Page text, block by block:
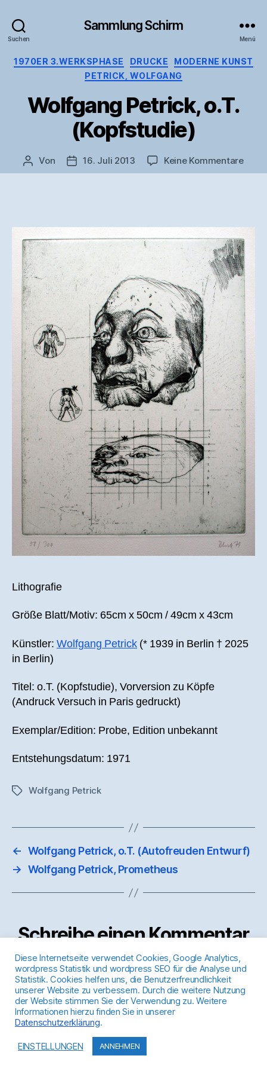
Suchen
Sammlung Schirm
Menü
Kategorien
1970ER 3.WERKSPHASE DRUCKE
MODERNE KUNST
PETRICK, WOLFGANG
Wolfgang Petrick, o.T.
(Kopfstudie)
Beitragsautor
Von Veröffentlichungsdatum
16. Juli 2013 Keine Kommentarezu
Lithografie
Größe Blatt/Motiv: 65cm x 50cm / 49cm x 43cm
Künstler: Wolfgang Petrick (* 1939 in Berlin † 2025
in Berlin)
Titel: o.T. (Kopfstudie), Vorversion zu Köpfe
(Andruck Versuch in Paris gedruckt)
Exemplar/Edition: Probe, Edition unbekannt
Entstehungsdatum: 1971
Schlagwörter
Wolfgang Petrick
← Wolfgang Petrick, o.T. (Autofreuden Entwurf)
→ Wolfgang Petrick, Prometheus
Schreibe einen Kommentar
Du musstangemeldetsein, um einen Kommentar
abzugeben.
© 2026Sammlung Schirm
Diese Internetseite verwendet Cookies, Google Analytics,
wordpress Statistik und wordpress SEO für die Analyse und
Statistik. Cookies helfen uns, die Benutzerfreundlichkeit
unserer Website zu verbessern. Durch die weitere Nutzung
der Website stimmen Sie der Verwendung zu. Weitere
Informationen hierzu finden Sie in unserer
Datenschutzerklärung.
EINSTELLUNGEN ANNEHMEN